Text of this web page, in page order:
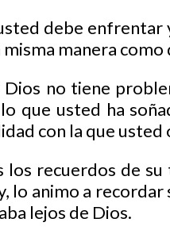
debe enfrentar
manera
Dios no tiene
que usted ha
con la que
los recuerdos de
lo animo a
lejos de Dios.